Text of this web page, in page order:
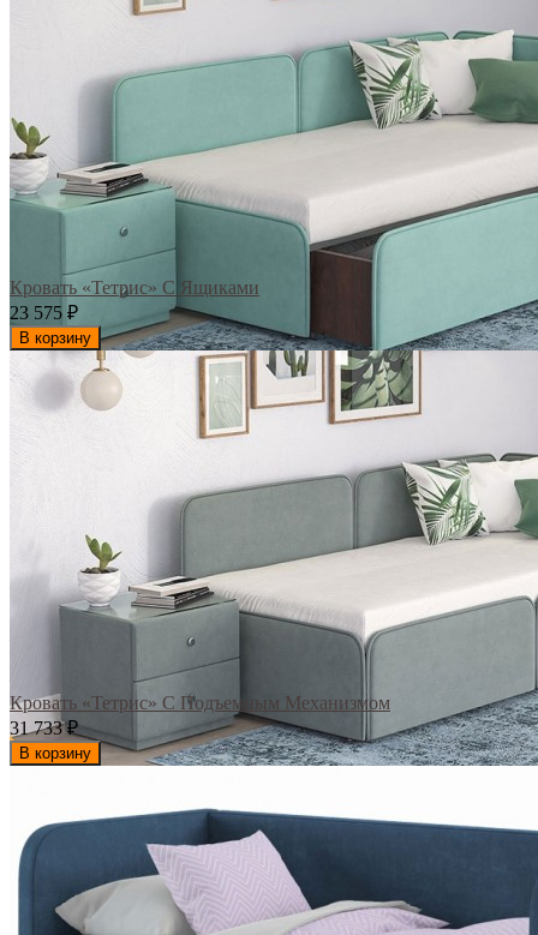
Кровать «Тетрис» С Ящиками
23 575 ₽
В корзину
Кровать «Тетрис» С Подъемным Механизмом
31 733₽
В корзину